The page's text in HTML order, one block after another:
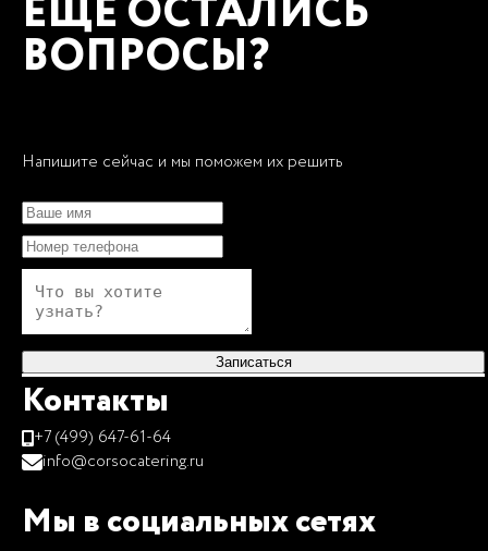
ЕЩЕ ОСТАЛИСЬ
ВОПРОСЫ?
Напишите сейчас и мы поможем их решить
Записаться
Контакты
+7 (499) 647-61-64
info@corsocatering.ru
Мы в социальных сетях